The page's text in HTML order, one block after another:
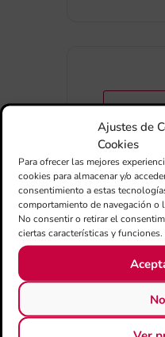
Ajustes de
Cookies
Para ofrecer las mejores
cookies para almacenar y/o
consentimiento a estas
comportamiento de navegación o
No consentir o retirar el
ciertas características y funciones.
+ Afegir